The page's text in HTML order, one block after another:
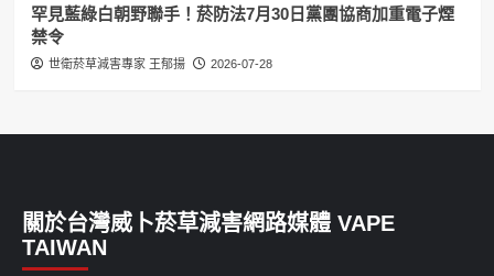
罕見藍綠白朝野聯手！菸防法7月30日黨團協商加重電子煙
禁令
世衛菸草減害專家 王郁揚 2026-07-28
關於台灣威卜菸草減害網路媒體 VAPE
TAIWAN